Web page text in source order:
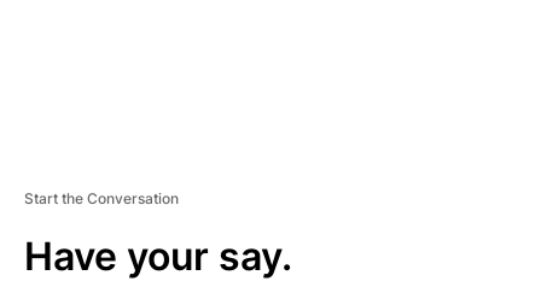
Start the Conversation
Have your say.